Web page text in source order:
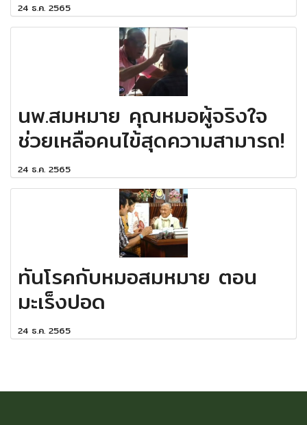
24 ธ.ค. 2565
นพ.สมหมาย คุณหมอผู้จริงใจ
ช่วยเหลือคนไข้สุดความสามารถ!
24 ธ.ค. 2565
ทันโรคกับหมอสมหมาย ตอน
มะเร็งปอด
24 ธ.ค. 2565